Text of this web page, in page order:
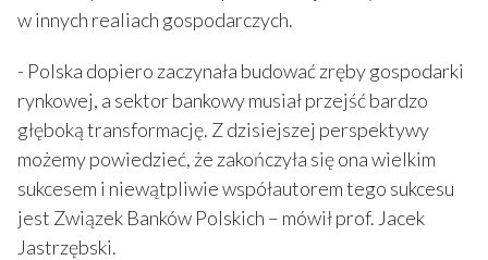
w innych realiach gospodarczych.
- Polska dopiero zaczynała budować zręby gospodarki
rynkowej, a sektor bankowy musiał przejść bardzo
głęboką transformację. Z dzisiejszej perspektywy
możemy powiedzieć, że zakończyła się ona wielkim
sukcesem i niewątpliwie współautorem tego sukcesu
jest Związek Banków Polskich – mówił prof. Jacek
Jastrzębski.